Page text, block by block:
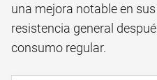
una mejora notable en
resistencia general
consumo regular.